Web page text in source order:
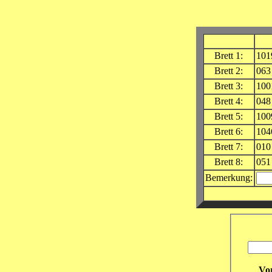
Brett 1:
Brett 2:
Brett 3:
Brett 4:
Brett 5:
Brett 6:
Brett 7:
Brett 8:
Bemerkung: